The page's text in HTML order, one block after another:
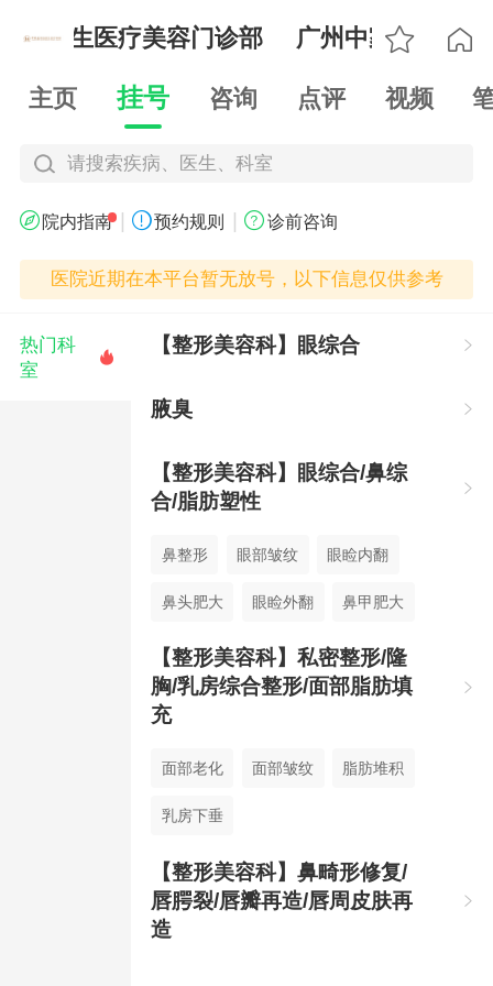
庭医生医疗美容门诊部 广州中家医家庭
 
主页 挂号 咨询 点评 视频
请搜索疾病、医生、科室
 院内指南 预约规则 诊前咨询
医院近期在本平台暂无放号，以下信息仅供参考
热门科
室

【整形美容科】眼综合 
腋臭 
【整形美容科】眼综合/鼻综
合/脂肪塑性

鼻整形 眼部皱纹 眼睑内翻
鼻头肥大 眼睑外翻 鼻甲肥大
眼睑闭合不全
【整形美容科】私密整形/隆
胸/乳房综合整形/面部脂肪填
充

面部老化 面部皱纹 脂肪堆积
乳房下垂
【整形美容科】鼻畸形修复/
唇腭裂/唇瓣再造/唇周皮肤再
造
